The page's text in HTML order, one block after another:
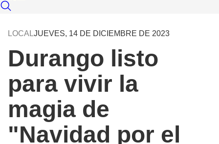
LOCALJUEVES, 14 DE DICIEMBRE DE 2023
Durango listo
para vivir la
magia de
"Navidad por el